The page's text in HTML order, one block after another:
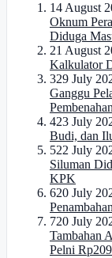
14 August
Oknum
Diduga
21 August
Kalkulator
329 July
Ganggu
423 July
Budi, dan
522 July
Siluman
KPK
620 July
720 July
Tambahan
Pelni